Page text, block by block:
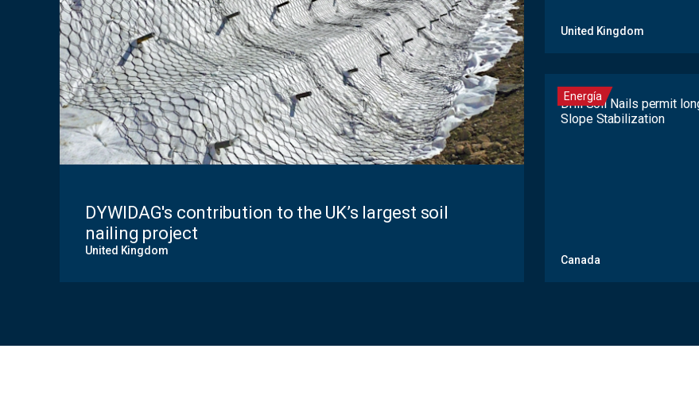
DYWIDAG's contribution to the UK’s largest soil
nailing project
United Kingdom
United Kingdom
Energía
Drill Soil Nails permit
Slope Stabilization
Canada